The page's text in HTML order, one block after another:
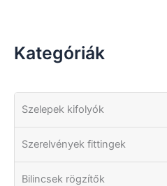
Kategóriák
Szelepek kifolyók
Szerelvények fittingek
Bilincsek rögzítők